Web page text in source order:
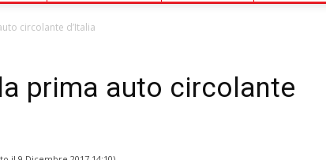
circolante d’Italia
prima auto circolante